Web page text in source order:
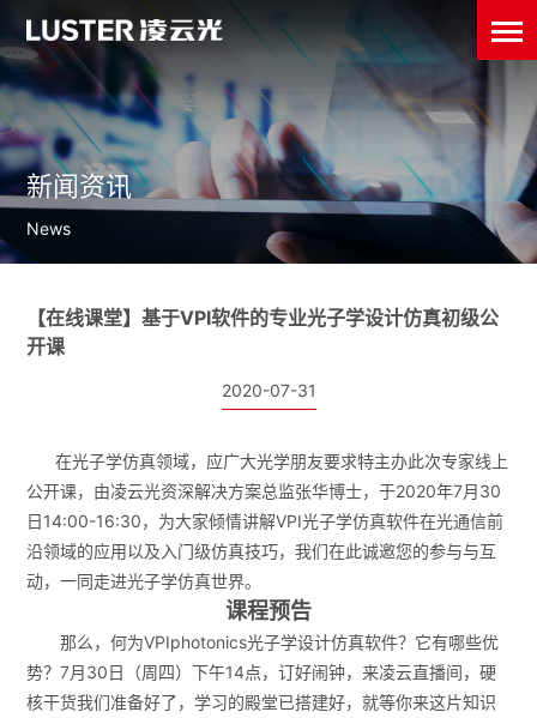
新闻资讯
News
【在线课堂】基于VPI软件的专业光子学设计仿真初级公
开课
2020-07-31
在光子学仿真领域，应广大光学朋友要求特主办此次专家线上
公开课，由凌云光资深解决方案总监张华博士，于2020年7月30
日14:00-16:30，为大家倾情讲解VPI光子学仿真软件在光通信前
沿领域的应用以及入门级仿真技巧，我们在此诚邀您的参与与互
动，一同走进光子学仿真世界。
课程预告
那么，何为VPIphotonics光子学设计仿真软件？它有哪些优
势？7月30日（周四）下午14点，订好闹钟，来凌云直播间，硬
核干货我们准备好了，学习的殿堂已搭建好，就等你来这片知识